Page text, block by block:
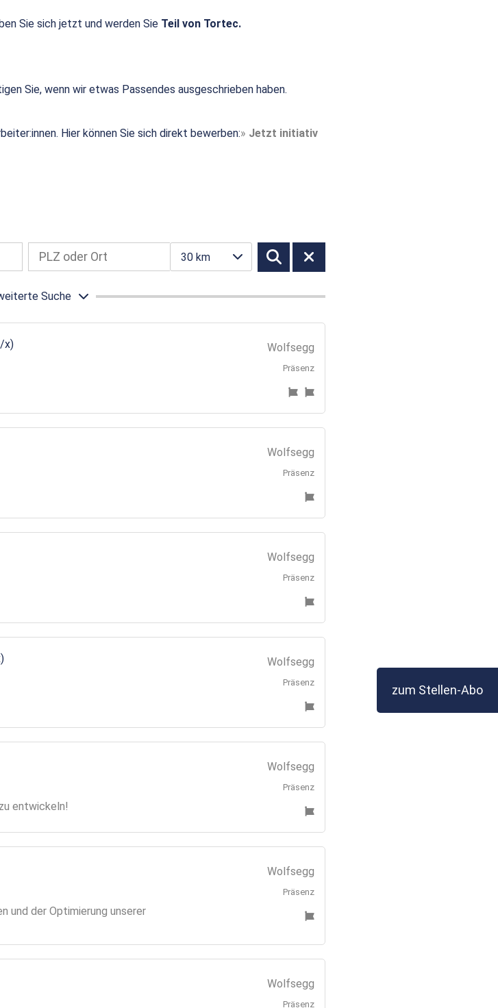
Sie sich jetzt und werden Sie Teil von Tortec.
Sie, wenn wir etwas Passendes ausgeschrieben haben.
Hier können Sie sich direkt bewerben:
Jetzt initiativ
30 km
Suche
x)
Wolfsegg
Präsenz
Wolfsegg
Präsenz
Wolfsegg
Präsenz
Wolfsegg
Präsenz
entwickeln!
Wolfsegg
Präsenz
und der Optimierung unserer
Wolfsegg
Präsenz
Wolfsegg
Präsenz
zum Stellen-Abo